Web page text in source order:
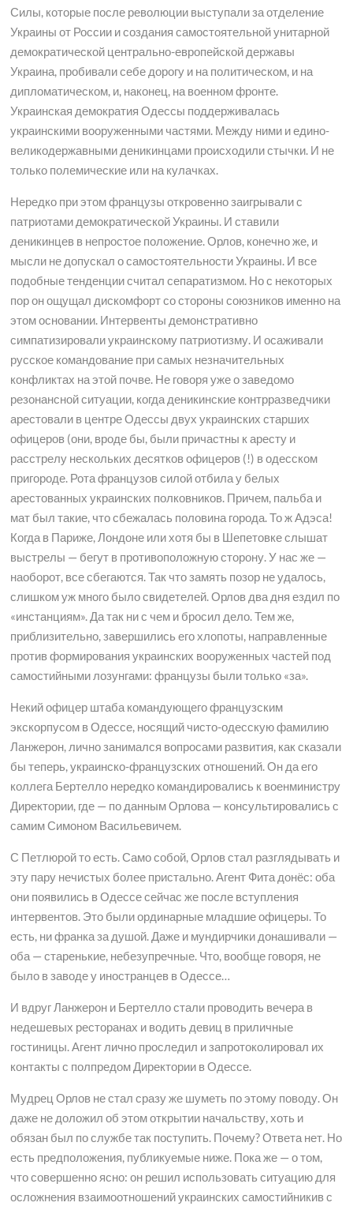
Силы, которые после революции выступали за отделение
Украины от России и создания самостоятельной унитарной
демократической центрально-европейской державы
Украина, пробивали себе дорогу и на политическом, и на
дипломатическом, и, наконец, на военном фронте.
Украинская демократия Одессы поддерживалась
украинскими вооруженными частями. Между ними и едино-
великодержавными деникинцами происходили стычки. И не
только полемические или на кулачках.
Нередко при этом французы откровенно заигрывали с
патриотами демократической Украины. И ставили
деникинцев в непростое положение. Орлов, конечно же, и
мысли не допускал о самостоятельности Украины. И все
подобные тенденции считал сепаратизмом. Но с некоторых
пор он ощущал дискомфорт со стороны союзников именно на
этом основании. Интервенты демонстративно
симпатизировали украинскому патриотизму. И осаживали
русское командование при самых незначительных
конфликтах на этой почве. Не говоря уже о заведомо
резонансной ситуации, когда деникинские контрразведчики
арестовали в центре Одессы двух украинских старших
офицеров (они, вроде бы, были причастны к аресту и
расстрелу нескольких десятков офицеров (!) в одесском
пригороде. Рота французов силой отбила у белых
арестованных украинских полковников. Причем, пальба и
мат был такие, что сбежалась половина города. То ж Адэса!
Когда в Париже, Лондоне или хотя бы в Шепетовке слышат
выстрелы — бегут в противоположную сторону. У нас же —
наоборот, все сбегаются. Так что замять позор не удалось,
слишком уж много было свидетелей. Орлов два дня ездил по
«инстанциям». Да так ни с чем и бросил дело. Тем же,
приблизительно, завершились его хлопоты, направленные
против формирования украинских вооруженных частей под
самостийными лозунгами: французы были только «за».
Некий офицер штаба командующего французским
экскорпусом в Одессе, носящий чисто-одесскую фамилию
Ланжерон, лично занимался вопросами развития, как сказали
бы теперь, украинско-французских отношений. Он да его
коллега Бертелло нередко командировались к военминистру
Директории, где — по данным Орлова — консультировались с
самим Симоном Васильевичем.
С Петлюрой то есть. Само собой, Орлов стал разглядывать и
эту пару нечистых более пристально. Агент Фита донёс: оба
они появились в Одессе сейчас же после вступления
интервентов. Это были ординарные младшие офицеры. То
есть, ни франка за душой. Даже и мундирчики донашивали —
оба — старенькие, небезупречные. Что, вообще говоря, не
было в заводе у иностранцев в Одессе…
И вдруг Ланжерон и Бертелло стали проводить вечера в
недешевых ресторанах и водить девиц в приличные
гостиницы. Агент лично проследил и запротоколировал их
контакты с полпредом Директории в Одессе.
Мудрец Орлов не стал сразу же шуметь по этому поводу. Он
даже не доложил об этом открытии начальству, хоть и
обязан был по службе так поступить. Почему? Ответа нет. Но
есть предположения, публикуемые ниже. Пока же — о том,
что совершенно ясно: он решил использовать ситуацию для
осложнения взаимоотношений украинских самостийникив с